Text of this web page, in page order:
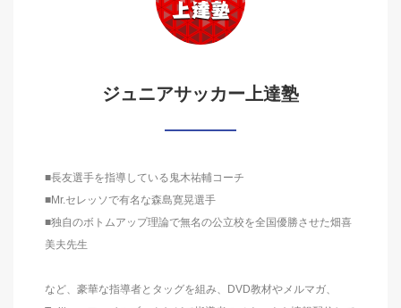
ジュニアサッカー上達塾
■長友選手を指導している鬼木祐輔コーチ
■Mr.セレッソで有名な森島寛晃選手
■独自のボトムアップ理論で無名の公立校を全国優勝させた畑喜
美夫先生
など、豪華な指導者とタッグを組み、DVD教材やメルマガ、